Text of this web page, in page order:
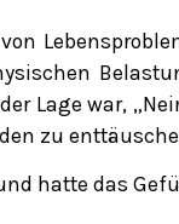
von
Lage war,
zu
hatte das